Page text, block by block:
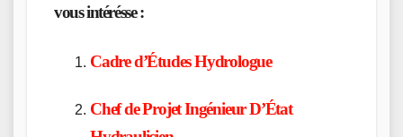
vous intérésse :
Cadre d’Études Hydrologue
Chef de Projet Ingénieur D’État